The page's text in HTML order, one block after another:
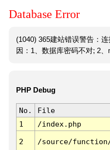
Database Error
(1040) 365建站错误警告：
因：1、数据库密码不对; 2、
PHP Debug
No. File
1
/index.php
2 /source/